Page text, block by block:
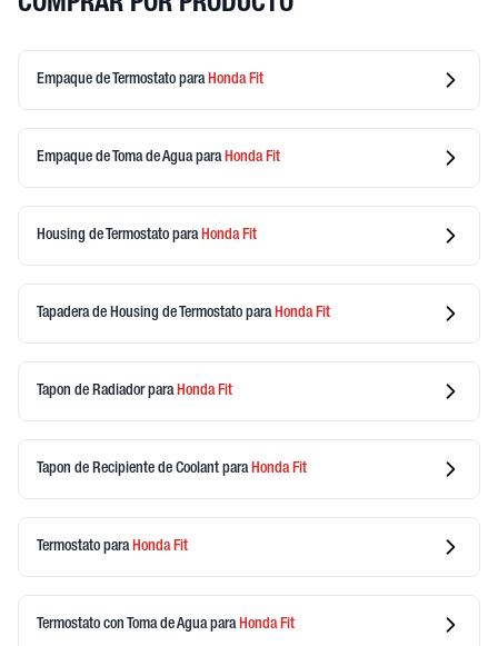
COMPRAR POR PRODUCTO
Empaque de Termostato para HondaFit
Empaque de Toma de Aguapara HondaFit
Housing de Termostato para HondaFit
Tapadera de Housing de Termostato para HondaFit
Tapon de Radiadorpara HondaFit
Tapon de Recipiente de Coolant para HondaFit
Termostato para HondaFit
Termostato con Toma de Aguapara HondaFit